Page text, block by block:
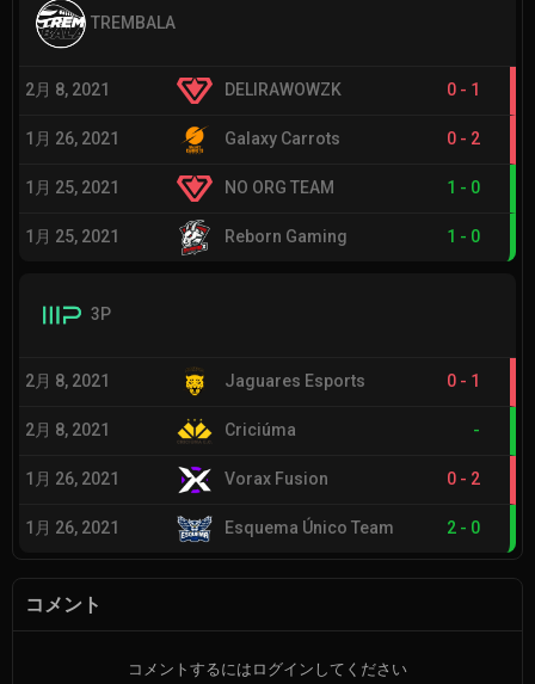
TREMBALA
2月 8, 2021 DELIRAWOWZK 0 - 1
1月 26, 2021 Galaxy Carrots 0 - 2
1月 25, 2021 NO ORG TEAM 1 - 0
1月 25, 2021 Reborn Gaming 1 - 0
3P
2月 8, 2021 Jaguares Esports 0 - 1
2月 8, 2021 Criciúma -
1月 26, 2021 Vorax Fusion 0 - 2
1月 26, 2021 Esquema Único Team 2 - 0
コメント
コメントするにはログインしてください